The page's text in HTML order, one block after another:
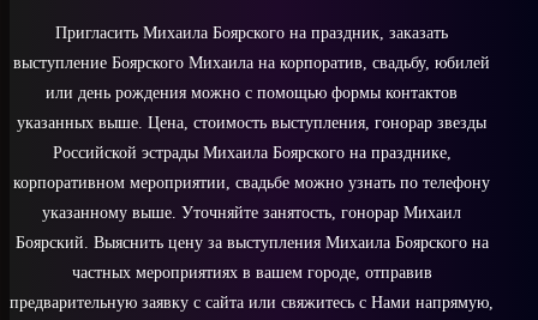
Пригласить Михаила Боярского на праздник, заказать
выступление Боярского Михаила на корпоратив, свадьбу, юбилей
или день рождения можно с помощью формы контактов
указанных выше. Цена, стоимость выступления, гонорар звезды
Российской эстрады Михаила Боярского на празднике,
корпоративном мероприятии, свадьбе можно узнать по телефону
указанному выше. Уточняйте занятость, гонорар Михаил
Боярский. Выяснить цену за выступления Михаила Боярского на
частных мероприятиях в вашем городе, отправив
предварительную заявку с сайта или свяжитесь с Нами напрямую,